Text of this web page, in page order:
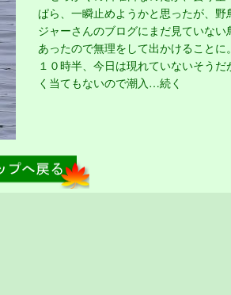
ぱら、一瞬止めようかと思ったが、野
ジャーさんのブログにまだ見ていない
あったので無理をして出かけること
１０時半、今日は現れていないそうだ
く当てもないので潮入…続く